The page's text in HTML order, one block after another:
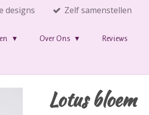
designs Zelf samenstellen
Over Ons Reviews
Lotus bloem